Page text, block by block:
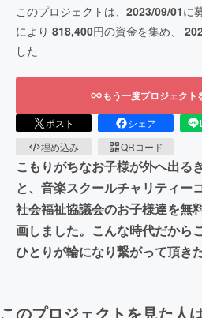
このプロジェクトは、 2023/09/01に
により 818,400円の資金を集め、
した
もう一度プロジェクト
ポスト シェア
埋め込み
QRコード
こもりがちなお子様が外へ出る
と、音楽スクールチャリティー
社会福祉協議会のお子様達を無
画しました。こんな時代だから
ひとりが輪になり繋がって頂き
このプロジェクトを見た人